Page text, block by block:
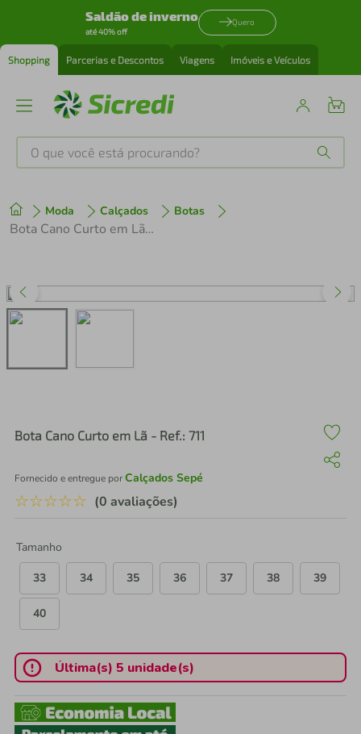
Saldão de inverno
até 40% off
Quero
Shopping Parcerias e Descontos Viagens Imóveis e Veículos
O que você está procurando?
Moda Calçados Botas
Bota Cano Curto em Lã - Ref.: 711
Bota Cano Curto em Lã - Ref.: 711
Fornecido e entregue porCalçados Sepé
☆☆☆☆☆ (0 avaliações)
Tamanho
33
34 35 36 37 38 39
40
Última(s) 5 unidade(s)
1º tenis
perfume